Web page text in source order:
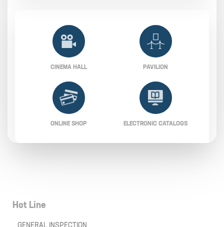
CINEMA HALL PAVILION
ONLINE SHOP ELECTRONIC CATALOGS
Hot Line
GENERAL INSPECTION